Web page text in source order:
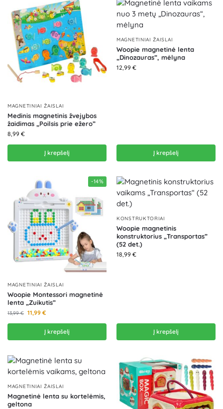
MAGNETINIAI ŽAISLAI
Medinis magnetinis žvejybos
žaidimas „Poilsis prie ežero”
8,99 €
Į krepšelį
MAGNETINIAI ŽAISLAI
Woopie magnetinė lenta
„Dinozauras”, mėlyna
12,99 €
Į krepšelį
-14%
MAGNETINIAI ŽAISLAI
Woopie Montessori magnetinė
lenta „Zuikutis”
13,99€ 11,99 €
Į krepšelį
KONSTRUKTORIAI
Woopie magnetinis
konstruktorius „Transportas”
(52 det.)
18,99 €
Į krepšelį
MAGNETINIAI ŽAISLAI
Magnetinė lenta su kortelėmis,
geltona